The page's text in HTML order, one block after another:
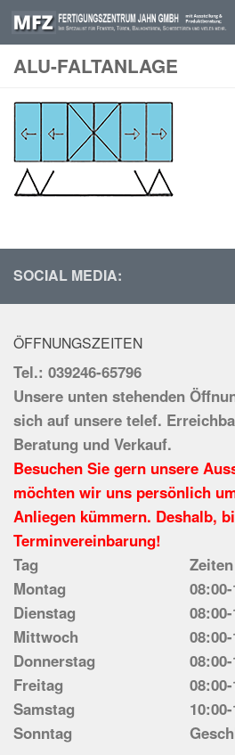
Skip to content
ALU-FALTANLAGE
SOCIAL MEDIA:
ÖFFNUNGSZEITEN
Tel.: 039246-65796
Unsere unten stehenden
sich auf unsere telef.
Beratung und Verkauf.
Besuchen Sie gern unsere
möchten wir uns persönlich
Anliegen kümmern. Deshalb,
Terminvereinbarung!
Tag
Zeiten
Montag
Dienstag
Mittwoch
Donnerstag
Freitag
Samstag
Sonntag